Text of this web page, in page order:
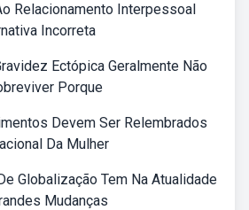
Relacionamento Interpessoal
Incorreta
Ectópica Geralmente Não
Porque
Devem Ser Relembrados
Da Mulher
Globalização Tem Na Atualidade
Mudanças